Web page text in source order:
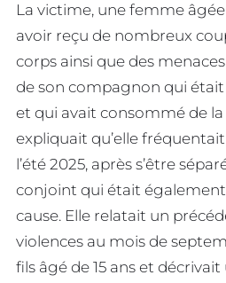
La victime, une femme âgée
avoir reçu de nombreux
corps ainsi que des
de son compagnon qui
et qui avait consommé de la
expliquait qu’elle
l’été 2025, après s’être
conjoint qui était
cause. Elle relatait un
violences au mois de
fils âgé de 15 ans et